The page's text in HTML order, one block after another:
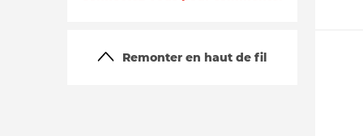
Remonter en haut de fil